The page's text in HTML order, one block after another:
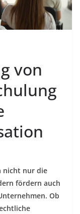
von
nicht nur die
fördern auch
Ob